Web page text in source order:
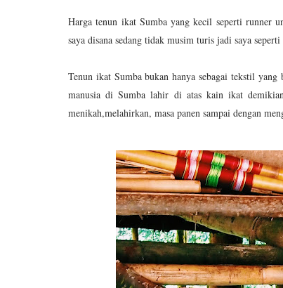
Harga tenun ikat Sumba yang kecil seperti runner
saya disana sedang tidak musim turis jadi saya
Tenun ikat Sumba bukan hanya sebagai tekstil
manusia di Sumba lahir di atas kain ikat
menikah,melahirkan, masa panen sampai dengan